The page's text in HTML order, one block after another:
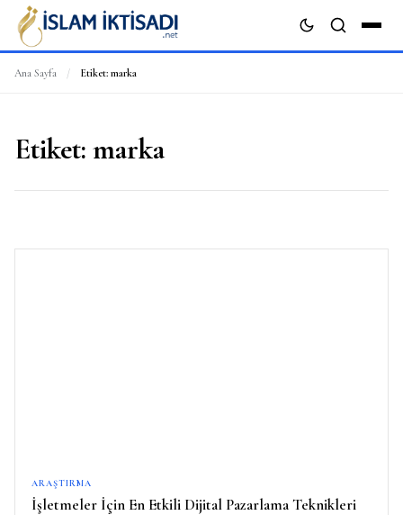
Ana Sayfa / Etiket: marka
Etiket: marka
ARAŞTIRMA
İşletmeler İçin En Etkili Dijital Pazarlama Teknikleri